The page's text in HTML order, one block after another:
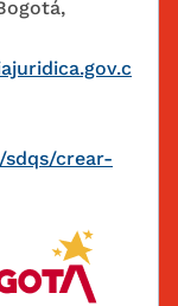
crear-